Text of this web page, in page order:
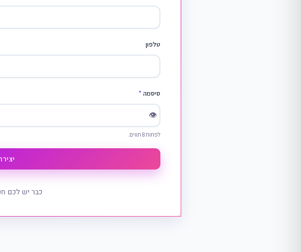
טלפון
סיסמה *
👁
לפחות 8 תווים.
כבר יש לכם